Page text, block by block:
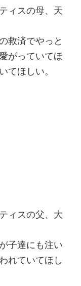
ィスの母、天
救済でやっと
がっていてほ
てほしい。
ィスの父、大
子達にも注い
れていてほし